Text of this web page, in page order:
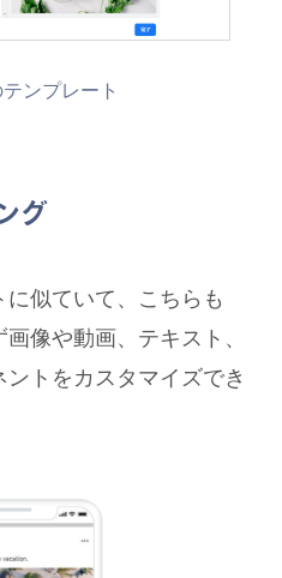
ンプレート
グ
似ていて、こちらも
像や動画、テキスト、
トをカスタマイズでき